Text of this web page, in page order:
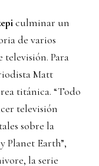
culminar un
de varios
televisión. Para
Matt
titánica. “Todo
televisión
sobre la
Planet Earth”,
la serie